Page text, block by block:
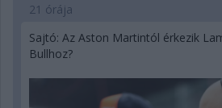
21 órája
Sajtó: Az Aston Martintól érkezik
Bullhoz?